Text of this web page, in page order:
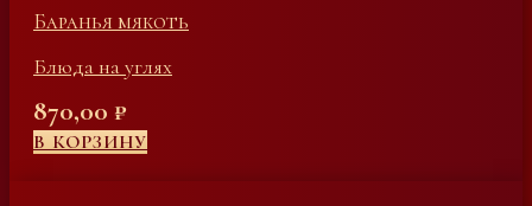
Баранья мякоть
Блюда на углях
870,00 ₽
В КОРЗИНУ